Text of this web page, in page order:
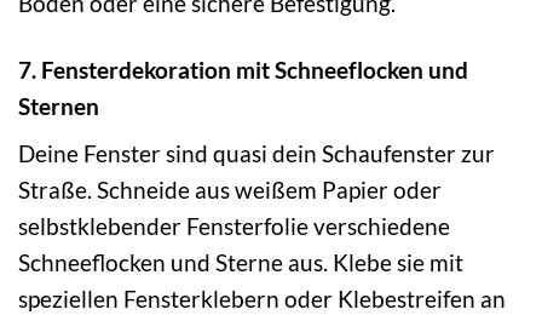
7. Fensterdekoration mit Schneeflocken und
Sternen
Deine Fenster sind quasi dein Schaufenster zur
Straße. Schneide aus weißem Papier oder
selbstklebender Fensterfolie verschiedene
Schneeflocken und Sterne aus. Klebe sie mit
speziellen Fensterklebern oder Klebestreifen an